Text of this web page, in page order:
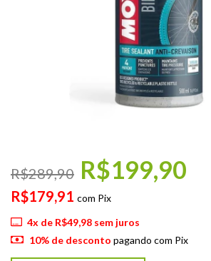
R$289,90 R$199,90
R$179,91 com Pix
4x de R$49,98sem juros
10% de desconto pagando com Pix